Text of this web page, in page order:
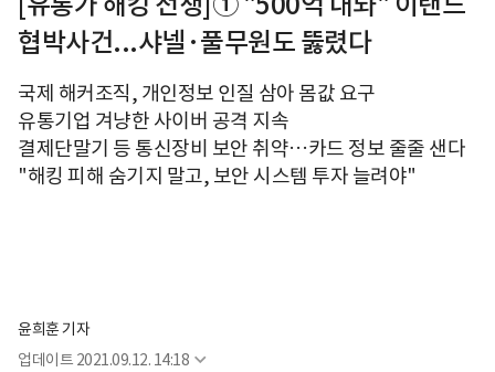
협박사건...샤넬·풀무원도 뚫렸다
국제 해커조직, 개인정보 인질 삼아 몸값 요구
유통기업 겨냥한 사이버 공격 지속
결제단말기 등 통신장비 보안 취약…카드 정보 줄줄 샌다
"해킹 피해 숨기지 말고, 보안 시스템 투자 늘려야"
윤희훈 기자
업데이트 2021.09.12. 14:18